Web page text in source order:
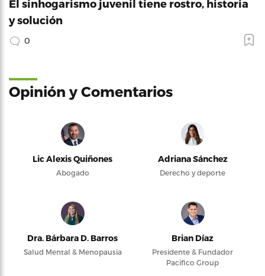
El sinhogarismo juvenil tiene rostro, historia
y solución
0
Opinión y Comentarios
Lic Alexis Quiñones
Abogado
Adriana Sánchez
Derecho y deporte
Dra. Bárbara D. Barros
Salud Mental & Menopausia
Brian Díaz
Presidente & Fundador
Pacifico Group